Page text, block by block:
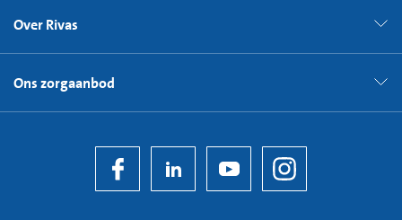
Over Rivas
Ons zorgaanbod